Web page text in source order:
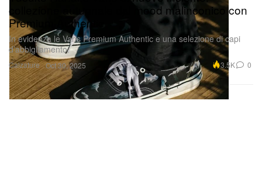
Calzature
collezione autunnale dal mood malinconico con
Premium Authentic
In evidenza le Vans Premium Authentic e una selezione di capi
d’abbigliamento.
Oct 30, 2025 3.5K 0